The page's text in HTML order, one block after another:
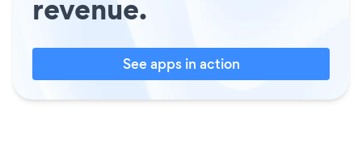
revenue.
See apps in action